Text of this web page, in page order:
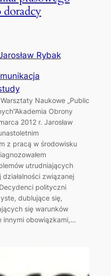
Rybak
Naukowe „Public
Obrony
2012 r. Jarosław
z pracą w środowisku
utrudniających
związanej
polityczni
dublujące się,
się warunków
innymi obowiązkami,…